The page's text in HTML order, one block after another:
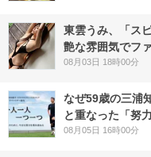
東雲うみ、「ス
艶な雰囲気でフ
08月03日 18時00分
なぜ59歳の三浦
と重なった「努
08月05日 16時00分